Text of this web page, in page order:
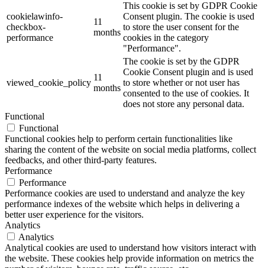
cookielawinfo-
checkbox-
performance
11
months
This cookie is set by GDPR Cookie
Consent plugin. The cookie is used
to store the user consent for the
cookies in the category
"Performance".
viewed_cookie_policy
11
months
The cookie is set by the GDPR
Cookie Consent plugin and is used
to store whether or not user has
consented to the use of cookies. It
does not store any personal data.
Functional
Functional
Functional cookies help to perform certain functionalities like
sharing the content of the website on social media platforms, collect
feedbacks, and other third-party features.
Performance
Performance
Performance cookies are used to understand and analyze the key
performance indexes of the website which helps in delivering a
better user experience for the visitors.
Analytics
Analytics
Analytical cookies are used to understand how visitors interact with
the website. These cookies help provide information on metrics the